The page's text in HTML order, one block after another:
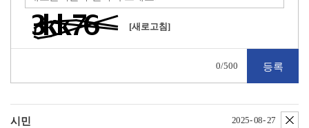
[새로고침]
0/500
시민 2025- 08- 27